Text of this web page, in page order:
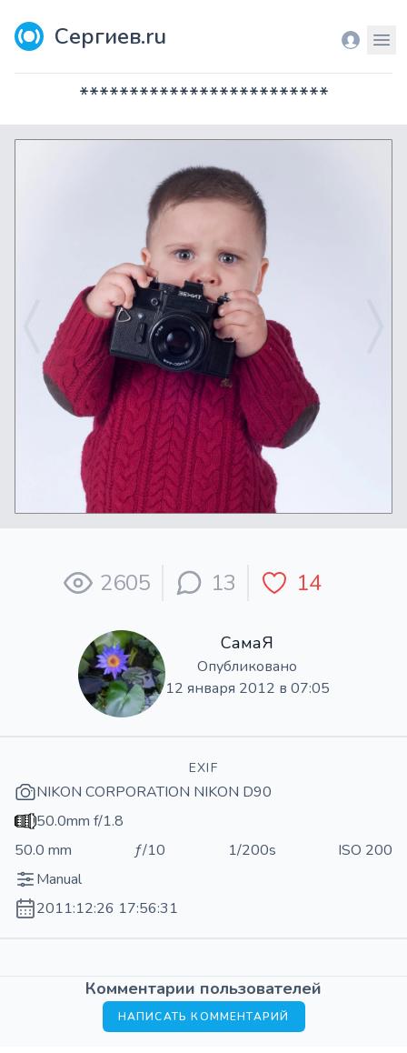
Сергиев.ru Вход
*************************
2605 13 14
СамаЯ
Опубликовано
12 января 2012 в 07:05
EXIF
NIKON CORPORATION NIKON D90
50.0mm f/1.8
50.0 mm
ƒ/10 1/200s
ISO 200
Manual
2011:12:26 17:56:31
Комментарии пользователей
НАПИСАТЬ КОММЕНТАРИЙ